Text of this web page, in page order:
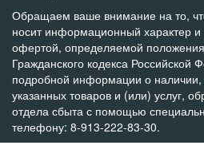
Обращаем ваше внимание на то,
носит информационный характер и
офертой, определяемой
Гражданского кодекса Российской
подробной информации о наличии,
указанных товаров и (или) услуг,
отдела сбыта с помощью
телефону: 8-913-222-83-30.